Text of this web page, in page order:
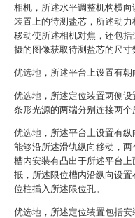
相机，所述水平调整机构横
装置上的待测盐芯，所述动
移动使所述相机对焦，还包
摄的图像获取待测盐芯的尺寸
优选地，所述平台上设置有朝
优选地，所述定位装置两侧
条形光源的两端分别连接两个
优选地，所述平台上设置有
能够沿所述滑轨纵向移动，
槽内安装有凸出于所述平台
抵，所述限位槽内沿纵向设
位柱插入所述限位孔。
优选地，所述定位装置包括